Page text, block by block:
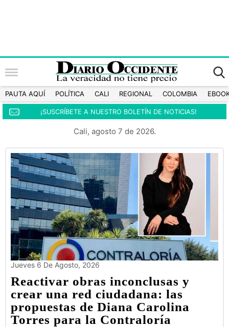
PAUTA AQUÍ POLÍTICA CALI REGIONAL COLOMBIA
¡SUSCRÍBETE A NUESTRO BOLETÍN DE NOTICIAS!
Cali, agosto 7 de 2026.
Jueves 6 De Agosto, 2026
Reactivar obras inconclusas y
crear una red ciudadana: las
propuestas de Diana Carolina
Torres para la Contraloría